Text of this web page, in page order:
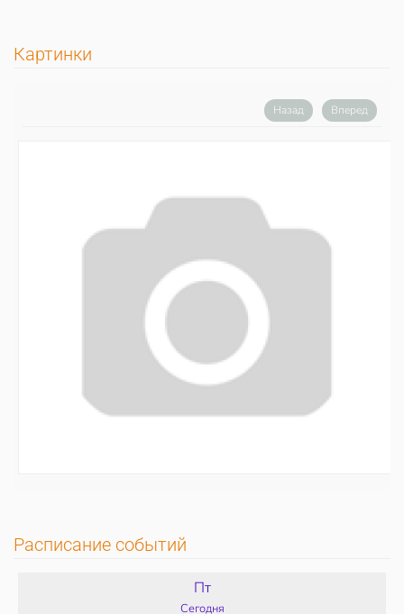
Картинки
Назад Вперед
Расписание событий
Пт
Сегодня